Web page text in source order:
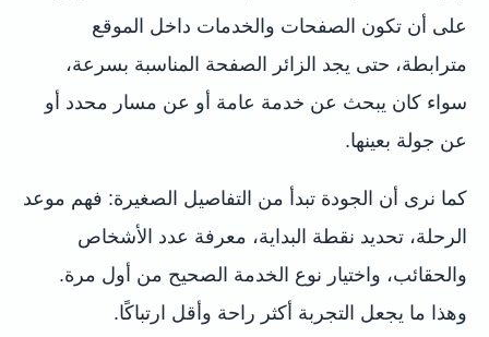
على أن تكون الصفحات والخدمات داخل الموقع
مترابطة، حتى يجد الزائر الصفحة المناسبة بسرعة،
سواء كان يبحث عن خدمة عامة أو عن مسار محدد أو
عن جولة بعينها.
كما نرى أن الجودة تبدأ من التفاصيل الصغيرة: فهم موعد
الرحلة، تحديد نقطة البداية، معرفة عدد الأشخاص
والحقائب، واختيار نوع الخدمة الصحيح من أول مرة.
وهذا ما يجعل التجربة أكثر راحة وأقل ارتباكًا.